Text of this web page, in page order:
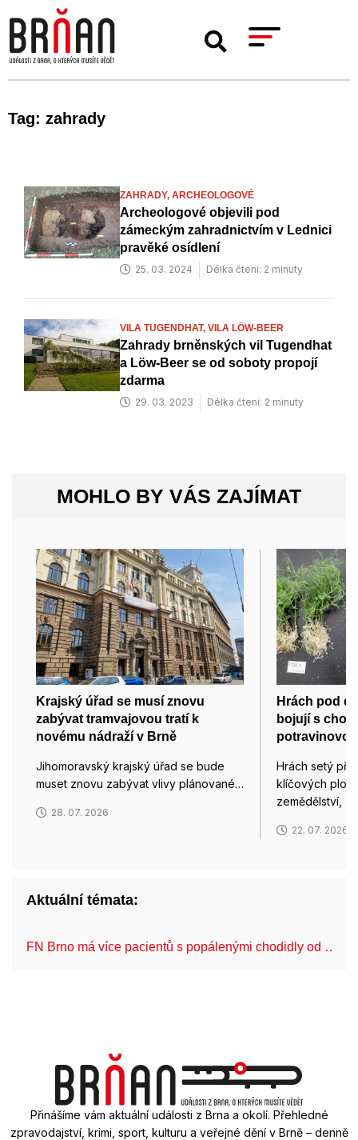
Tag: zahrady
ZAHRADY, ARCHEOLOGOVÉ
Archeologové objevili pod
zámeckým zahradnictvím v Lednici
pravěké osídlení
25. 03. 2024 Délka čtení: 2 minuty
VILA TUGENDHAT, VILA LÖW-BEER
Zahrady brněnských vil Tugendhat
a Löw-Beer se od soboty propojí
zdarma
29. 03. 2023 Délka čtení: 2 minuty
MOHLO BY VÁS ZAJÍMAT
Krajský úřad se musí znovu
zabývat tramvajovou tratí k
novému nádraží v Brně
Jihomoravský krajský úřad se bude
muset znovu zabývat vlivy plánované…
28. 07. 2026
Hrách pod
bojují s
Hrách setý
klíčových
zemědělství,
22. 07. 2026
Aktuální témata:
FN Brno má více pacientů s popálenými chodidly od …
Přinášíme vám aktuální události z Brna a okolí. Přehledné
zpravodajství, krimi, sport, kulturu a veřejné dění v Brně – denně